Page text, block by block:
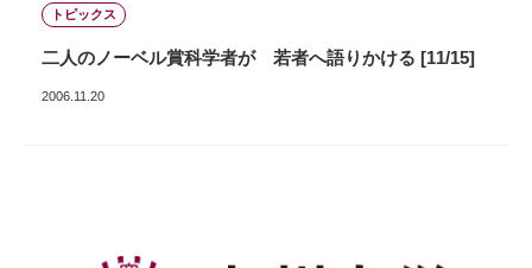
トピックス
二人のノーベル賞科学者が 若者へ語りかける [11/15]
2006.11.20